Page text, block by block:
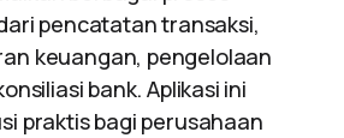
pencatatan transaksi,
keuangan, pengelolaan
bank. Aplikasi ini
praktis bagi perusahaan